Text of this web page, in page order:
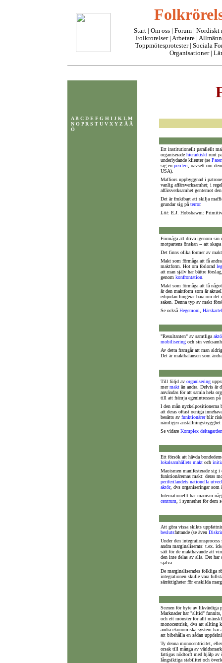
Start Om oss | Forum | Nordiskt
Folkrorelser| Arbetare
Toppmötesprotester| Sociala
Organisationer|
A B C D E F G H I J K L M
N O P R S T U V X Y Z Å Ä
Ö
Ett institutionellt parallellt
organiserade hierarkiskt runt
underlydande klienter (se
sig en periferi , oavsett om
USA).
Maffiors uppbyggnad i
vanlig affärsverksamhet; i
affärsverksamhet gentemot
Det är fruktbart att skilja
grundar sig på terror.
Litt: E.J. Hobsbawm:
Förmåga att driva igenom
motpartens önskan -- att
Det finns olika former av
Makt som förmåga att få
maktform. Hot om förlorad
att man själv har bättre
genom konfrontation
Makt som förmåga att få
är den maktform som är
erbjudan fungerar bara om
saken. Denna typ av makt
Se också Hegemoni
"Resultanten" av samtliga
mobilisering och sin
Av detta framgår att man
Det är maktbalansen som
Till följd av organisering
mermakt än andra. Delvis är
användas för att samla hela
till att främja egenintressen
I den mån nyckelpositionerna
att deras oftast oeniga
besätts av funktionärerblir
nämligen
Se vidare Komplex
Ett försök att hävda
lokalsamhällets makt och
Maoismen manifesterade sig
funktionärernas makt: deras
periferilandets nationella
aktör, dvs organiseringar som
Internationellt har maoism
centrum , i synnerhet för dem
Att göra vissa skikts
beslutsfattande (se även
Under den
andra marginaliserats: t.ex.
sätt för de makthavande att
den inte delas av alla. Det
själva.
De marginaliserades folkliga
integrationen skulle vara
särrättigheter för enskilda
Scenen för byte av likvärdiga
Marknader har "alltid"
och ett mönster för allt
monocentrisk, dvs att allting
andra ekonomiska system
att bibehålla en sådan
Ty denna monocentricitet,
orsak till många av
fattigas nödtorft med hjälp av
långsiktiga stabilitet och